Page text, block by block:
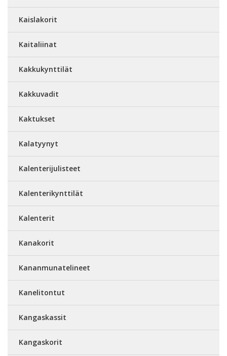
Kaislakorit
Kaitaliinat
Kakkukynttilät
Kakkuvadit
Kaktukset
Kalatyynyt
Kalenterijulisteet
Kalenterikynttilät
Kalenterit
Kanakorit
Kananmunatelineet
Kanelitontut
Kangaskassit
Kangaskorit